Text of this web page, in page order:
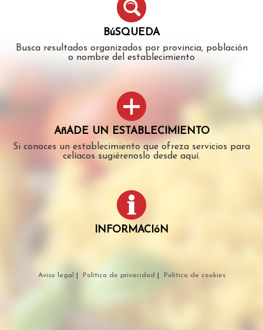
BúSQUEDA
Busca resultados organizados por provincia, población
o nombre del establecimiento
AñADE UN ESTABLECIMIENTO
Si conoces un establecimiento que ofreza servicios para
celíacos sugiérenoslo desde aquí.
INFORMACIóN
Aviso legal Política de privacidad Política de cookies